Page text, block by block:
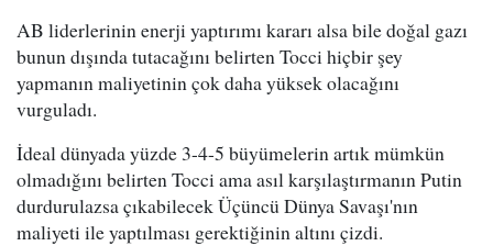
AB liderlerinin enerji yaptırımı kararı alsa bile doğal gazı
bunun dışında tutacağını belirten Tocci hiçbir şey
yapmanın maliyetinin çok daha yüksek olacağını
vurguladı.
İdeal dünyada yüzde 3-4-5 büyümelerin artık mümkün
olmadığını belirten Tocci ama asıl karşılaştırmanın Putin
durdurulazsa çıkabilecek Üçüncü Dünya Savaşı'nın
maliyeti ile yaptılması gerektiğinin altını çizdi.